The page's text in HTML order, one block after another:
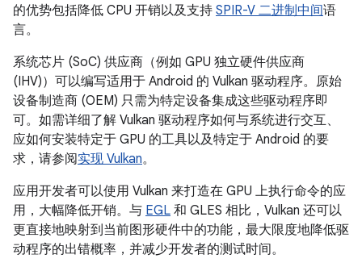
的优势包括降低 CPU 开销以及支持 SPIR-V 二进制中间语
言。
系统芯片 (SoC) 供应商（例如 GPU 独立硬件供应商
(IHV)）可以编写适用于 Android 的 Vulkan 驱动程序。原始
设备制造商 (OEM) 只需为特定设备集成这些驱动程序即
可。如需详细了解 Vulkan 驱动程序如何与系统进行交互、
应如何安装特定于 GPU 的工具以及特定于 Android 的要
求，请参阅实现 Vulkan。
应用开发者可以使用 Vulkan 来打造在 GPU 上执行命令的应
用，大幅降低开销。与 EGL 和 GLES 相比，Vulkan 还可以
更直接地映射到当前图形硬件中的功能，最大限度地降低驱
动程序的出错概率，并减少开发者的测试时间。